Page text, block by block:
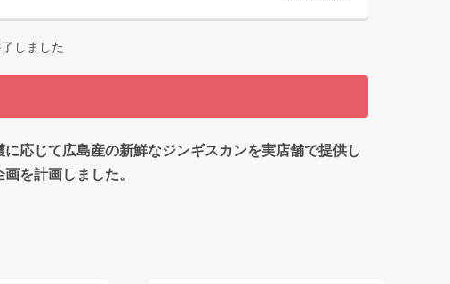
しました
応じて広島産の新鮮なジンギスカンを実店舗で提供し
を計画しました。